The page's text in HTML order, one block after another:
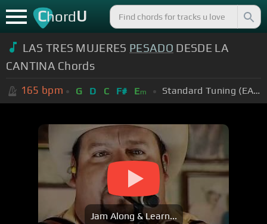
ChordU
LAS TRES MUJERES PESADO DESDE LA
CANTINA Chords
165 bpm G D C F# Em Standard Tuning (EADGBE)
Jam Along & Learn...